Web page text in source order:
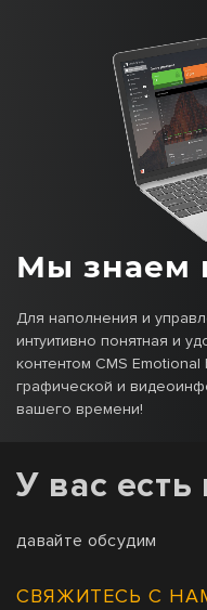
Мы знаем
Для наполнения и
интуитивно понятная и
контентом CMS
графической и
вашего времени!
У вас есть
давайте обсудим
СВЯЖИТЕСЬ С